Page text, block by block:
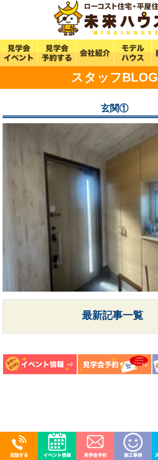
スタッフBLOG
玄関①
最新記事一覧